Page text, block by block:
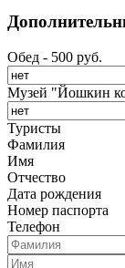
Обед - 500 руб.
Музей "Йошкин
Туристы
Фамилия
Имя
Отчество
Дата рождения
Номер паспорта
Телефон